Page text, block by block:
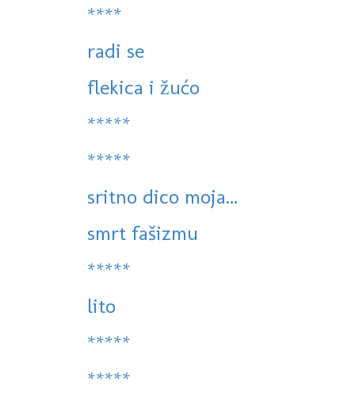
****
radi se
flekica i žućo
*****
*****
sritno dico moja...
smrt fašizmu
*****
lito
*****
*****